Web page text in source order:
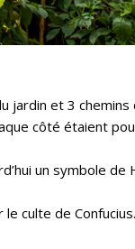
jardin et 3 chemins
côté étaient
un symbole de
culte de